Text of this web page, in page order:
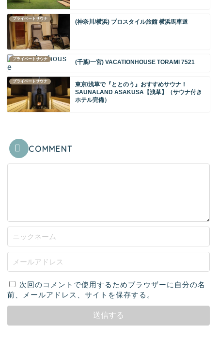
プライベートサウナ (神奈川/横浜) プロスタイル旅館 横浜馬車道
プライベートサウナ (千葉/一宮) VACATIONHOUSE TORAMI 7521
プライベートサウナ
東京/浅草で『ととのう』おすすめサウナ！
SAUNALAND ASAKUSA【浅草】（サウナ付き
ホテル完備）
COMMENT
次回のコメントで使用するためブラウザーに自分の名
前、メールアドレス、サイトを保存する。